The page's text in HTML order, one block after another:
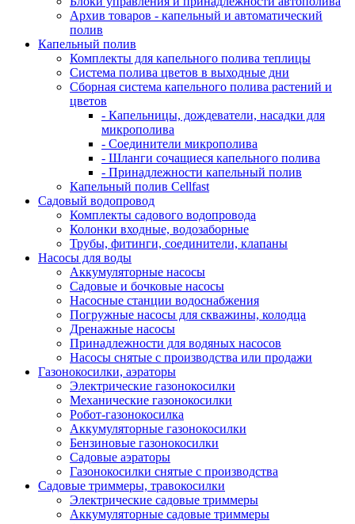
Архив товаров - капельный и автоматический
полив
Капельный полив
Комплекты для капельного полива теплицы
Система полива цветов в выходные дни
Сборная система капельного полива растений и
цветов
- Капельницы, дождеватели, насадки для
микрополива
- Соединители микрополива
- Шланги сочащиеся капельного полива
- Принадлежности капельный полив
Капельный полив Cellfast
Садовый водопровод
Комплекты садового водопровода
Колонки входные, водозаборные
Трубы, фитинги, соединители, клапаны
Насосы для воды
Аккумуляторные насосы
Садовые и бочковые насосы
Насосные станции водоснабжения
Погружные насосы для скважины, колодца
Дренажные насосы
Принадлежности для водяных насосов
Насосы снятые с производства или продажи
Газонокосилки, аэраторы
Электрические газонокосилки
Механические газонокосилки
Робот-газонокосилка
Аккумуляторные газонокосилки
Бензиновые газонокосилки
Садовые аэраторы
Газонокосилки снятые с производства
Садовые триммеры, травокосилки
Электрические садовые триммеры
Аккумуляторные садовые триммеры